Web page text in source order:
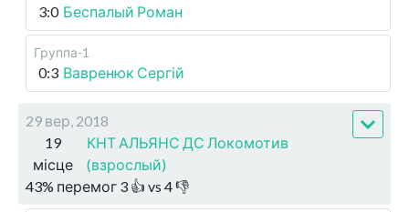
3:0 Беспалый Роман
Группа-1
0:3 Вавренюк Сергій
29 вер, 2018
19
місце
КНТ АЛЬЯНС ДС Локомотив
(взрослый)
43% перемог 3 👍 vs 4👎